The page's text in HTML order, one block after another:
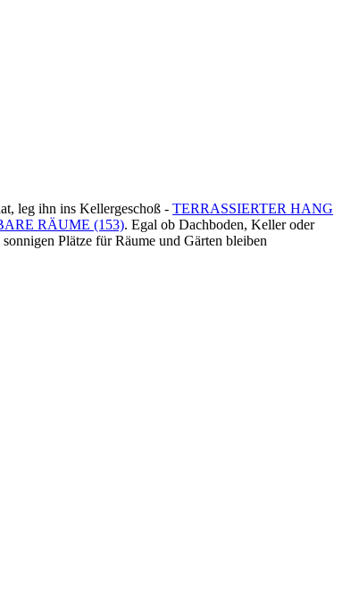
leg ihn ins Kellergeschoß - TERRASSIERTER HANG
RÄUME (153). Egal ob Dachboden, Keller oder
Plätze für Räume und Gärten bleiben